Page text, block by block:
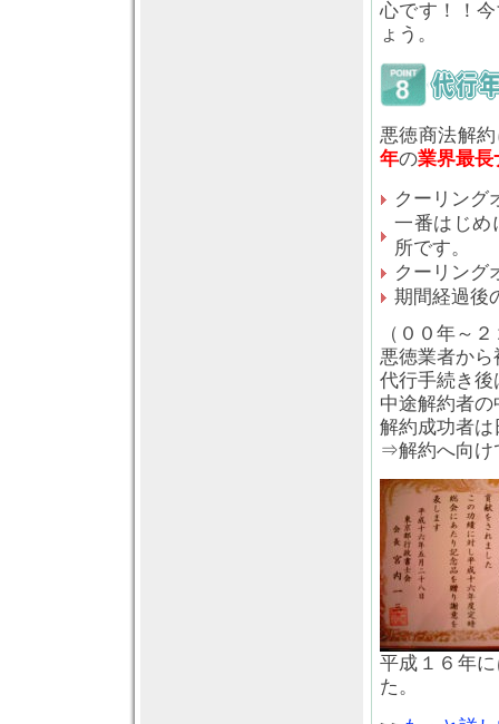
心です！！
ょう。
悪徳商法解
年の業界最長
クーリング
一番はじめ
所です。
クーリン
期間経過
（００年～
悪徳業者か
代行手続き
中途解約者
解約成功者
⇒解約へ向け
平成１６年
た。